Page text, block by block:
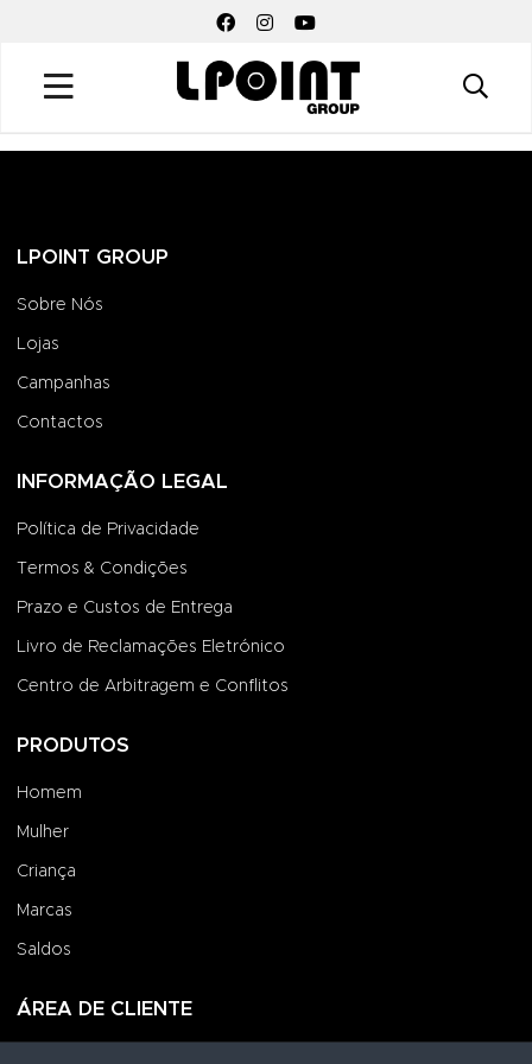
FACEBOOK SOCIAL LINK
INSTAGRAM SOCIAL LINK
YOUTUBE SOCIAL LINK
LPOINT GROUP
Sobre Nós
Lojas
Campanhas
Contactos
INFORMAÇÃO LEGAL
Política de Privacidade
Termos & Condições
Prazo e Custos de Entrega
Livro de Reclamações Eletrónico
Centro de Arbitragem e Conflitos
PRODUTOS
Homem
Mulher
Criança
Marcas
Saldos
ÁREA DE CLIENTE